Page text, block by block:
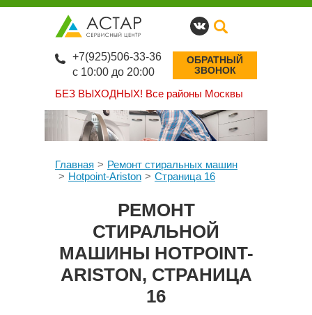
БЕЗ ВЫХОДНЫХ! Все районы Москвы
+7(925)506-33-36
с 10:00 до 20:00
ОБРАТНЫЙ
ЗВОНОК
Главная
Ремонт стиральных машин
Hotpoint-Ariston
Страница 16
РЕМОНТ
СТИРАЛЬНОЙ
МАШИНЫ HOTPOINT-
ARISTON, СТРАНИЦА
16